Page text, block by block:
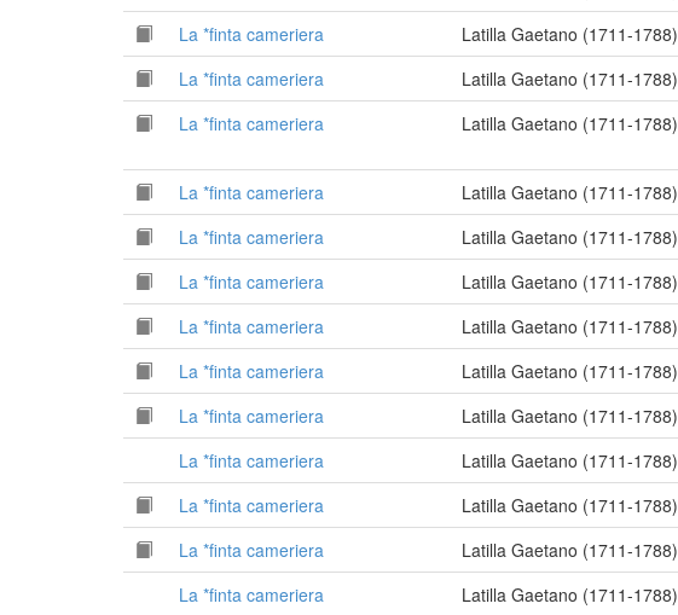
La *finta cameriera
Latilla Gaetano (1711-1788)
La *finta cameriera
Latilla Gaetano (1711-1788)
La *finta cameriera
Latilla Gaetano (1711-1788)
La *finta cameriera
Latilla Gaetano (1711-1788)
La *finta cameriera
Latilla Gaetano (1711-1788)
La *finta cameriera
Latilla Gaetano (1711-1788)
La *finta cameriera
Latilla Gaetano (1711-1788)
La *finta cameriera
Latilla Gaetano (1711-1788)
La *finta cameriera
Latilla Gaetano (1711-1788)
La *finta cameriera
Latilla Gaetano (1711-1788)
La *finta cameriera
Latilla Gaetano (1711-1788)
La *finta cameriera
Latilla Gaetano (1711-1788)
La *finta cameriera
Latilla Gaetano (1711-1788)